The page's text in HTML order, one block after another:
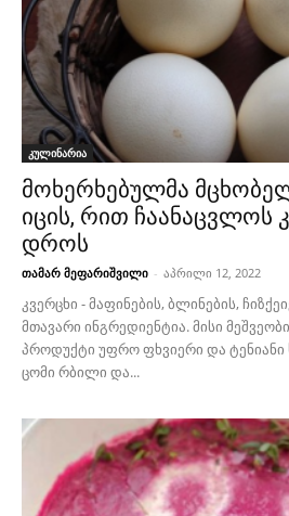
კულინარია
მოხერხებულმა
იცის, რით ჩაანაცვლოს
დროს
თამარ მეფარიშვილი - აპრილი 12, 2022
კვერცხი - მაფინების, ბლინების,
მთავარი ინგრედიენტია. მისი
პროდუქტი უფრო ფხვიერი და ტენიანი
ცომი რბილი და...